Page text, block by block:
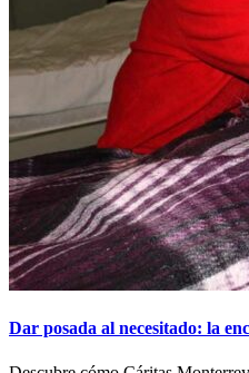
Dar posada al necesitado: la